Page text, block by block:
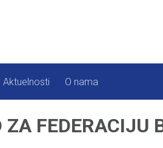
Aktuelnosti O nama
FEDERACIJU